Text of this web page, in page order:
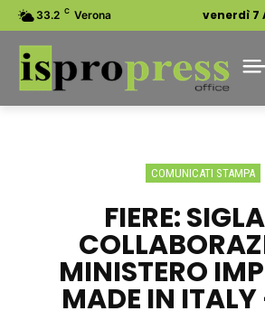
33.2 C Verona venerdì 7
COMUNICATI STAMPA
FIERE:
MINISTERO
MADE IN ITALY